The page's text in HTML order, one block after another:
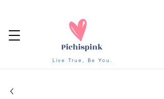
Live True, Be You.